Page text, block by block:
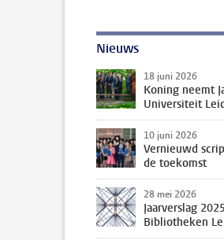
Nieuws
18 juni 2026
Koning neemt
Universiteit
10 juni 2026
Vernieuwd
de toekomst
28 mei 2026
Jaarverslag
Bibliotheken